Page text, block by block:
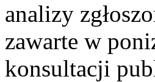
analizy
zawarte w
konsultacji